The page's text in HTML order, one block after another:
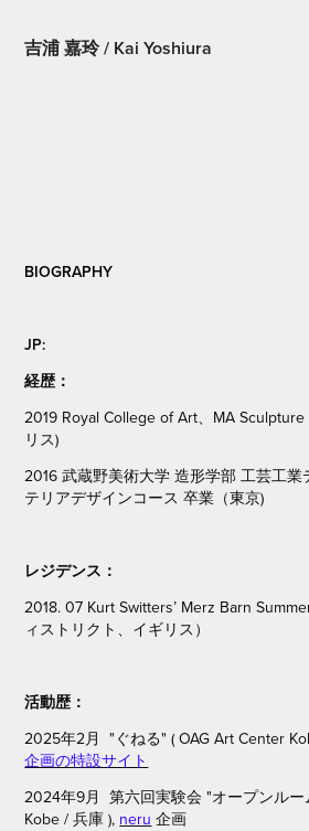
吉浦 嘉玲 / Kai Yoshiura
BIOGRAPHY
JP:
経歴：
2019 Royal College of Art、MA
リス)
2016 武蔵野美術大学 造形学部 工芸工
テリアデザインコース 卒業（東京)
レジデンス：
2018. 07 Kurt Switters’ Merz Barn
ィストリクト、イギリス）
活動歴：
2025年2月 "ぐねる" ( OAG Art Center
企画の特設サイト
2024年9月 第六回実験会 "オープンルー
Kobe / 兵庫 ), neru 企画